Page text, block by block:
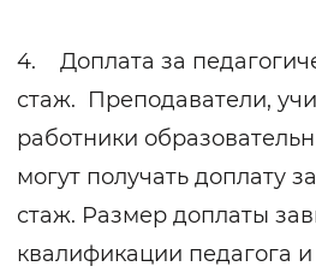
4. Доплата за
стаж. Преподаватели,
работники
могут получать доплату
стаж. Размер доплаты
квалификации педагога и